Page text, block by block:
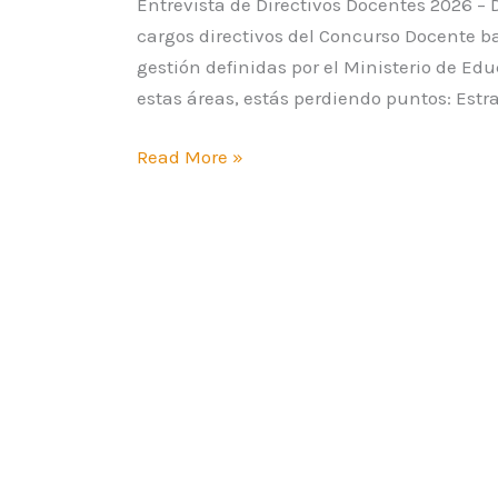
cargos directivos del Concurso Docente
gestión definidas por el Ministerio de
estas áreas, estás perdiendo puntos:
Read More »